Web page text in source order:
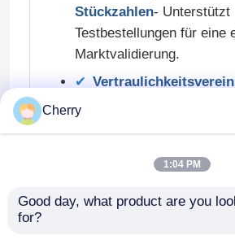
Kontaktieren Sie uns
Neuigkeiten
Angebot anfordern
Stückzahlen- Unterstützt
Testbestellungen für eine
Marktvalidierung.
Wärmeschränke oder
Cherry
1:04 PM
Good day, what product are you
for?